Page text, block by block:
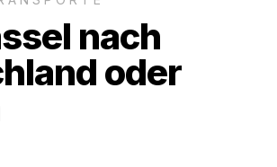
nach
oder